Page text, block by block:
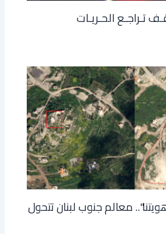
تـراجـع الحـريـات
معالم جنوب لبنان تتحول